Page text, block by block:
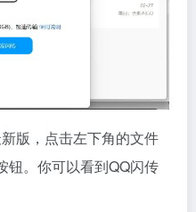
版，点击左下角的文件
钮。你可以看到QQ闪传